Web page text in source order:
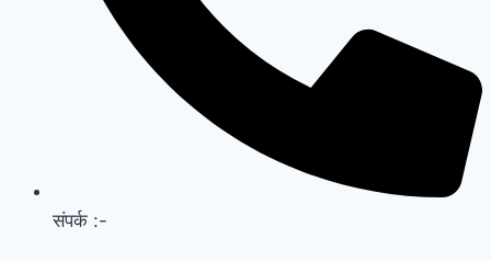
संपर्क :-